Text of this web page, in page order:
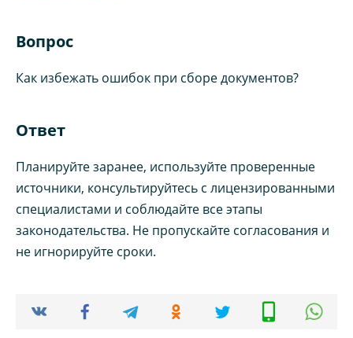
Вопрос
Как избежать ошибок при сборе документов?
Ответ
Планируйте заранее, используйте проверенные
источники, консультируйтесь с лицензированными
специалистами и соблюдайте все этапы
законодательства. Не пропускайте согласования и
не игнорируйте сроки.